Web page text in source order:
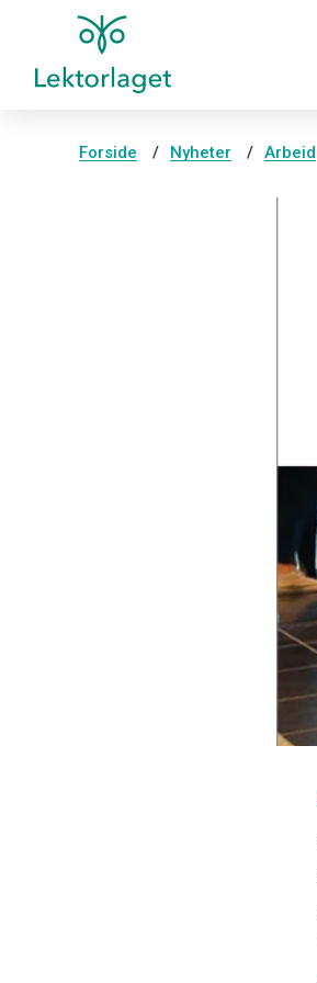
Forside Nyheter Arbeid